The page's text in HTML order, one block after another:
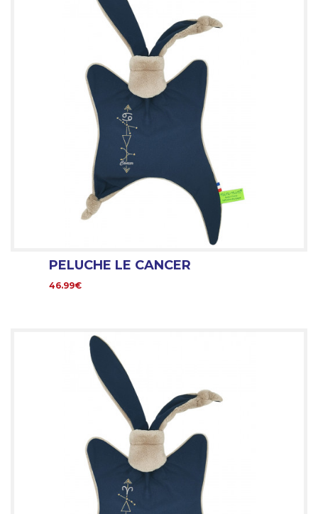
PELUCHE LE CANCER
46.99€